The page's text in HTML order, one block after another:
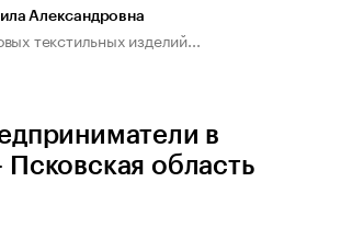
Александровна
текстильных изделий...
в
область